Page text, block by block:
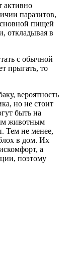
активно
паразитов,
пищей
откладывая в
с обычной
прыгать, то
вероятность
но не стоит
быть на
животным
Тем не менее,
в дом. Их
а
поэтому